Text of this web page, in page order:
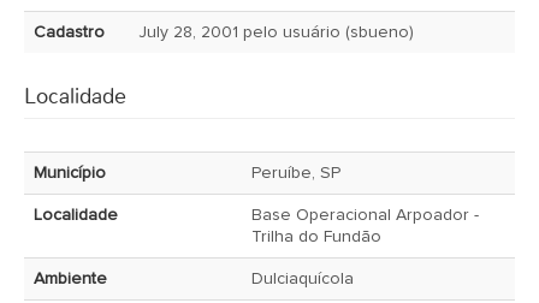
Cadastro July 28, 2001 pelo usuário (sbueno)
Localidade
Município Peruíbe, SP
Localidade
Base Operacional Arpoador -
Trilha do Fundão
Ambiente Dulciaquícola